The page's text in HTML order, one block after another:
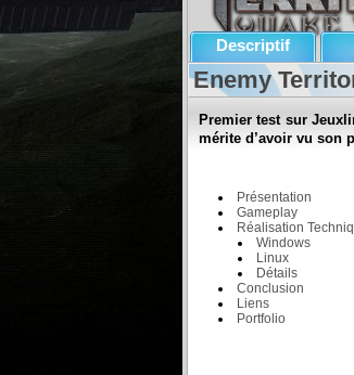
Descriptif
Enemy
Premier test sur
mérite d’avoir vu son
Présentation
Gameplay
Réalisation
Windows
Linux
Détails
Conclusion
Liens
Portfolio